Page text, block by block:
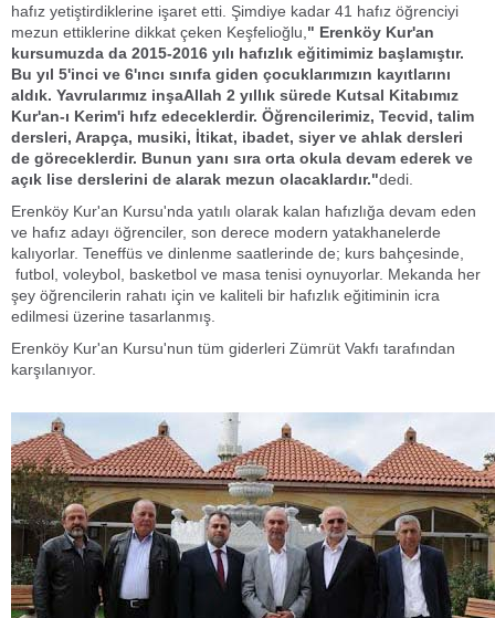
hafız yetiştirdiklerine işaret etti. Şimdiye kadar 41 hafız öğrenciyi
mezun ettiklerine dikkat çeken Keşfelioğlu, " Erenköy Kur'an
kursumuzda da 2015-2016 yılı hafızlık eğitimimiz başlamıştır.
Bu yıl 5'inci ve 6'ıncı sınıfa giden çocuklarımızın kayıtlarını
aldık. Yavrularımız inşaAllah 2 yıllık sürede Kutsal Kitabımız
Kur'an-ı Kerim'i hıfz edeceklerdir. Öğrencilerimiz, Tecvid, talim
dersleri, Arapça, musiki, İtikat, ibadet, siyer ve ahlak dersleri
de göreceklerdir. Bunun yanı sıra orta okula devam ederek ve
açık lise derslerini de alarak mezun olacaklardır."dedi.
Erenköy Kur'an Kursu'nda yatılı olarak kalan hafızlığa devam eden
ve hafız adayı öğrenciler, son derece modern yatakhanelerde
kalıyorlar. Teneffüs ve dinlenme saatlerinde de; kurs bahçesinde,
futbol, voleybol, basketbol ve masa tenisi oynuyorlar. Mekanda her
şey öğrencilerin rahatı için ve kaliteli bir hafızlık eğitiminin icra
edilmesi üzerine tasarlanmış.
Erenköy Kur'an Kursu'nun tüm giderleri Zümrüt Vakfı tarafından
karşılanıyor.